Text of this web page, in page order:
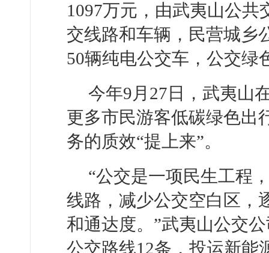
1097万元，由武夷山公
交线路和车辆，民营城乡
50辆纯电公交车，公交绿
今年9月27日，武夷山
更多市民游客低碳绿色出
务的质效“提上来”。
“公交是一项民生工程
线路，减少公交空白区，
和通达度。”武夷山公交
公交路线12条，投运新能